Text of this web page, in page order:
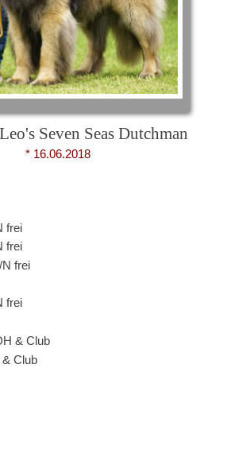
Seven Seas Dutchman
* 16.06.2018
frei
frei
N frei
frei
& Club
Club